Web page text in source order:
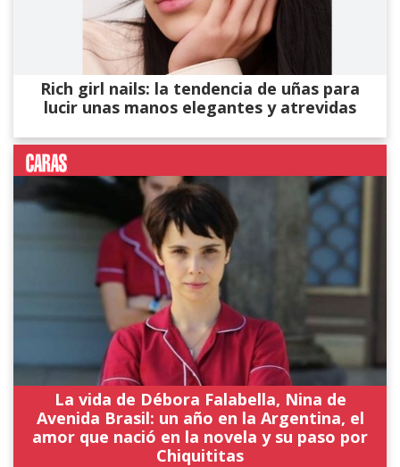
Rich girl nails: la tendencia de uñas para
lucir unas manos elegantes y atrevidas
La vida de Débora Falabella, Nina de
Avenida Brasil: un año en la Argentina, el
amor que nació en la novela y su paso por
Chiquititas